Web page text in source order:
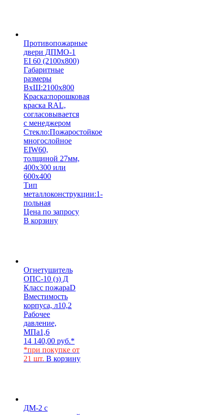
Противопожарные
двери ДПМО-1
EI 60 (2100х800)
Габаритные
размеры
ВхШ:2100х800
Краска:порошковая
краска RAL,
согласовывается
с менеджером
Стекло:Пожаростойкое
многослойное
EIW60,
толщиной 27мм,
400х300 или
600х400
Тип
металлоконструкции:1-
польная
Цена по запросу
В корзину
Огнетушитель
ОПС-10 (з) Д
Класс пожараD
Вместимость
корпуса, л10,2
Рабочее
давление,
МПа1,6
14 140,00 руб.*
*при покупке от
21 шт. В корзину
ДМ-2 с